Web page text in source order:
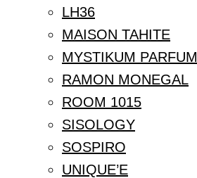
LH36
MAISON TAHITE
MYSTIKUM PARFUM
RAMON MONEGAL
ROOM 1015
SISOLOGY
SOSPIRO
UNIQUE’E